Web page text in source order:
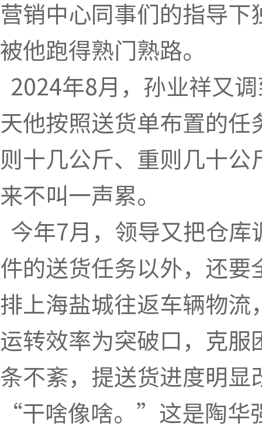
营销中心同事们的指导
被他跑得熟门熟路。
2024年8月，孙业祥又
天他按照送货单布置的
则十几公斤、重则几十
来不叫一声累。
今年7月，领导又把仓库
件的送货任务以外，还要
排上海盐城往返车辆物流
运转效率为突破口，克服
条不紊，提送货进度明显
“干啥像啥。”这是陶华